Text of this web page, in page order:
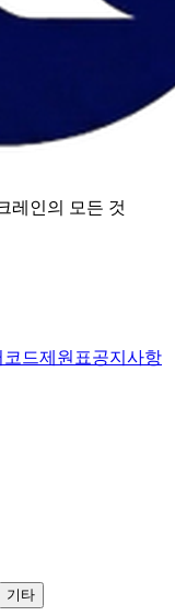
레인의 모든 것
코드제원표공지사항
기타